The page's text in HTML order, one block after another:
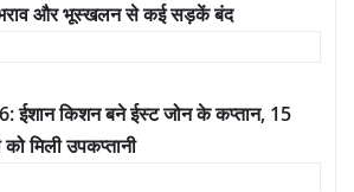
और भूस्खलन से कई सड़कें बंद
ईशान किशन बने ईस्ट जोन के कप्तान, 15
को मिली उपकप्तानी